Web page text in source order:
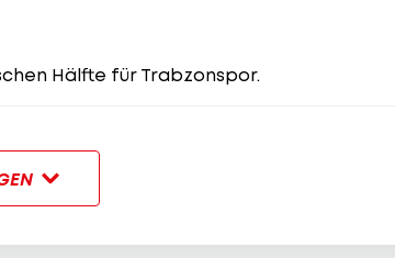
Hälfte für Trabzonspor.